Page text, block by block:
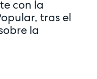
con la
tras el
la